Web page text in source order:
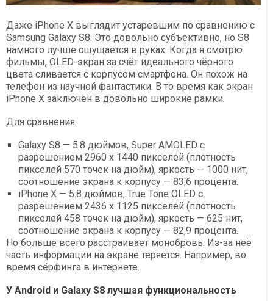
Даже iPhone Х выглядит устаревшим по сравнению с
Samsung Galaxy S8. Это довольно субъективно, но S8
намного лучше ощущается в руках. Когда я смотрю
фильмы, OLED-экран за счёт идеального чёрного
цвета сливается с корпусом смартфона. Он похож на
телефон из научной фантастики. В то время как экран
iPhone Х заключён в довольно широкие рамки.
Для сравнения:
Galaxy S8 — 5.8 дюймов, Super AMOLED с
разрешением 2960 x 1440 пикселей (плотность
пикселей 570 точек на дюйм), яркость — 1000 нит,
соотношение экрана к корпусу — 83,6 процента.
iPhone X — 5.8 дюймов, True Tone OLED с
разрешением 2436 x 1125 пикселей (плотность
пикселей 458 точек на дюйм), яркость — 625 нит,
соотношение экрана к корпусу — 82,9 процента.
Но больше всего расстраивает монобровь. Из-за неё
часть информации на экране теряется. Например, во
время сёрфинга в интернете.
У Android и Galaxy S8 лучшая функциональность